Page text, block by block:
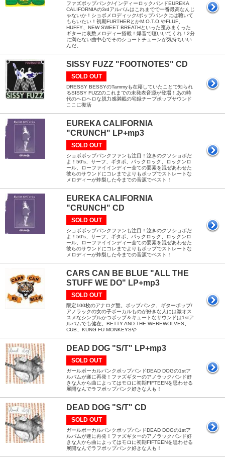
ファズポップパンク/インディーロックバンドEUREKA
CALIFORNIAの3rdアルバムはこれまでで一番最高なんじ
ゃないか！ショボメロディック/ポップパンクには聴いて
もらいたい！初期FURTHERとかM.O.T.O.やFLUF、
HUFFY、NEW SWEET BREATHといった歪みまくった
ギターに哀愁メロディー搭載！爆音で聴いいてくれ！2分
に満たない曲中心でそのショートチューンが気持ちいい
んだ。
SISSY FUZZ "FOOTNOTES" CD
SOLD OUT
DRESSY BESSYのTammyも在籍していたことで知られ
るSISSY FUZZのこれまでの未発表音源が登場！あの時
代のヘロヘロな脱力感満載の宅録チープポップサウンド
ここに復活
EUREKA CALIFORNIA
"CRUNCH" LP+mp3
SOLD OUT
ショボポップパンクファンも注目！泣きのクソショボだ
よ！50's、サーフ、ギタポ、パックロック、ロックンロ
ール、ローファイインディー全ての要素を混ぜあわせた
彼らのサウンドにコレまでよりもポップでストレートな
メロディーが炸裂した今までの音源でベスト！
EUREKA CALIFORNIA
"CRUNCH" CD
SOLD OUT
ショボポップパンクファンも注目！泣きのクソショボだ
よ！50's、サーフ、ギタポ、パックロック、ロックンロ
ール、ローファイインディー全ての要素を混ぜあわせた
彼らのサウンドにコレまでよりもポップでストレートな
メロディーが炸裂した今までの音源でベスト！
CARS CAN BE BLUE "ALL THE
STUFF WE DO" LP+mp3
SOLD OUT
限定100枚のアナログ盤。ポップパンク、ギターポップ/
アノラックの女の子ボーカルものが好きな人には激オス
スメなシンプルかつポップ＆キュートなサウンドは1stア
ルバムでも健在。BETTY AND THE WEREWOLVES、
CUB、KUNG FU MONKEYSや
DEAD DOG "S/T" LP+mp3
SOLD OUT
ガールボーカルパンクポップバンドDEAD DOGの1stア
ルバムが遂に再発！ファズギターのアノラックバンド好
きな人から曲によってはモロに初期FIFTEENを思わせる
展開なんでラフポップパンク好きな人も！
DEAD DOG "S/T" CD
SOLD OUT
ガールボーカルパンクポップバンドDEAD DOGの1stア
ルバムが遂に再発！ファズギターのアノラックバンド好
きな人から曲によってはモロに初期FIFTEENを思わせる
展開なんでラフポップパンク好きな人も！